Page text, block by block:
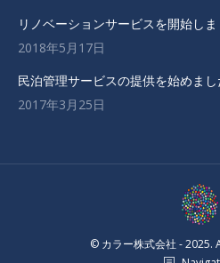
き
ま
す
ま
す
き
ま
す
リノベーションサービスを開始しま
2018年5月17日
民泊管理サービスの提供を始めまし
2017年3月25日
© カラー株式会社 - 2025.